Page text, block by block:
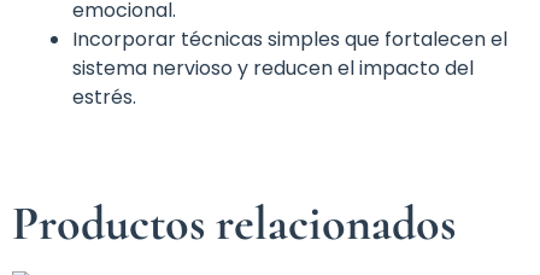
emocional.
Incorporar técnicas simples que fortalecen el
sistema nervioso y reducen el impacto del
estrés.
Productos relacionados